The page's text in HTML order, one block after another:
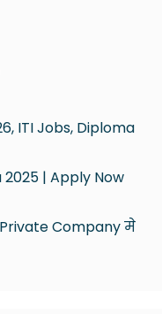
ITI Jobs, Diploma
| Apply Now
Company मे